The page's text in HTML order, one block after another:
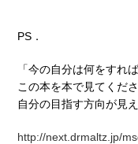
PS．
「今の自分は何をすれ
この本を本で見てくださ
自分の目指す方向が見
http://next.drmaltz.jp/